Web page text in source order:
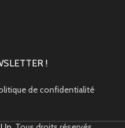
!
de confidentialité